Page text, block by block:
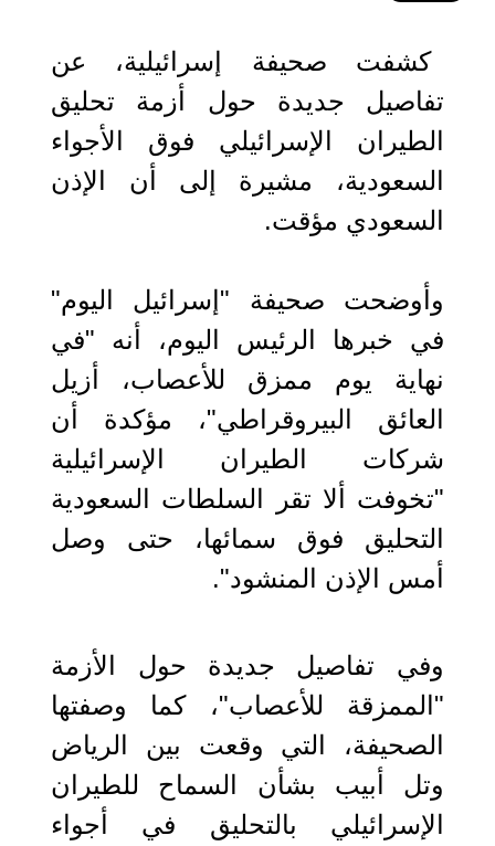
كشفت صحيفة إسرائيلية، عن
تفاصيل جديدة حول أزمة تحليق
الطيران الإسرائيلي فوق الأجواء
السعودية، مشيرة إلى أن الإذن
السعودي مؤقت.
وأوضحت صحيفة "إسرائيل اليوم"
في خبرها الرئيس اليوم، أنه "في
نهاية يوم ممزق للأعصاب، أزيل
العائق البيروقراطي"، مؤكدة أن
شركات الطيران الإسرائيلية
"تخوفت ألا تقر السلطات السعودية
التحليق فوق سمائها، حتى وصل
أمس الإذن المنشود".
وفي تفاصيل جديدة حول الأزمة
"الممزقة للأعصاب"، كما وصفتها
الصحيفة، التي وقعت بين الرياض
وتل أبيب بشأن السماح للطيران
الإسرائيلي بالتحليق في أجواء